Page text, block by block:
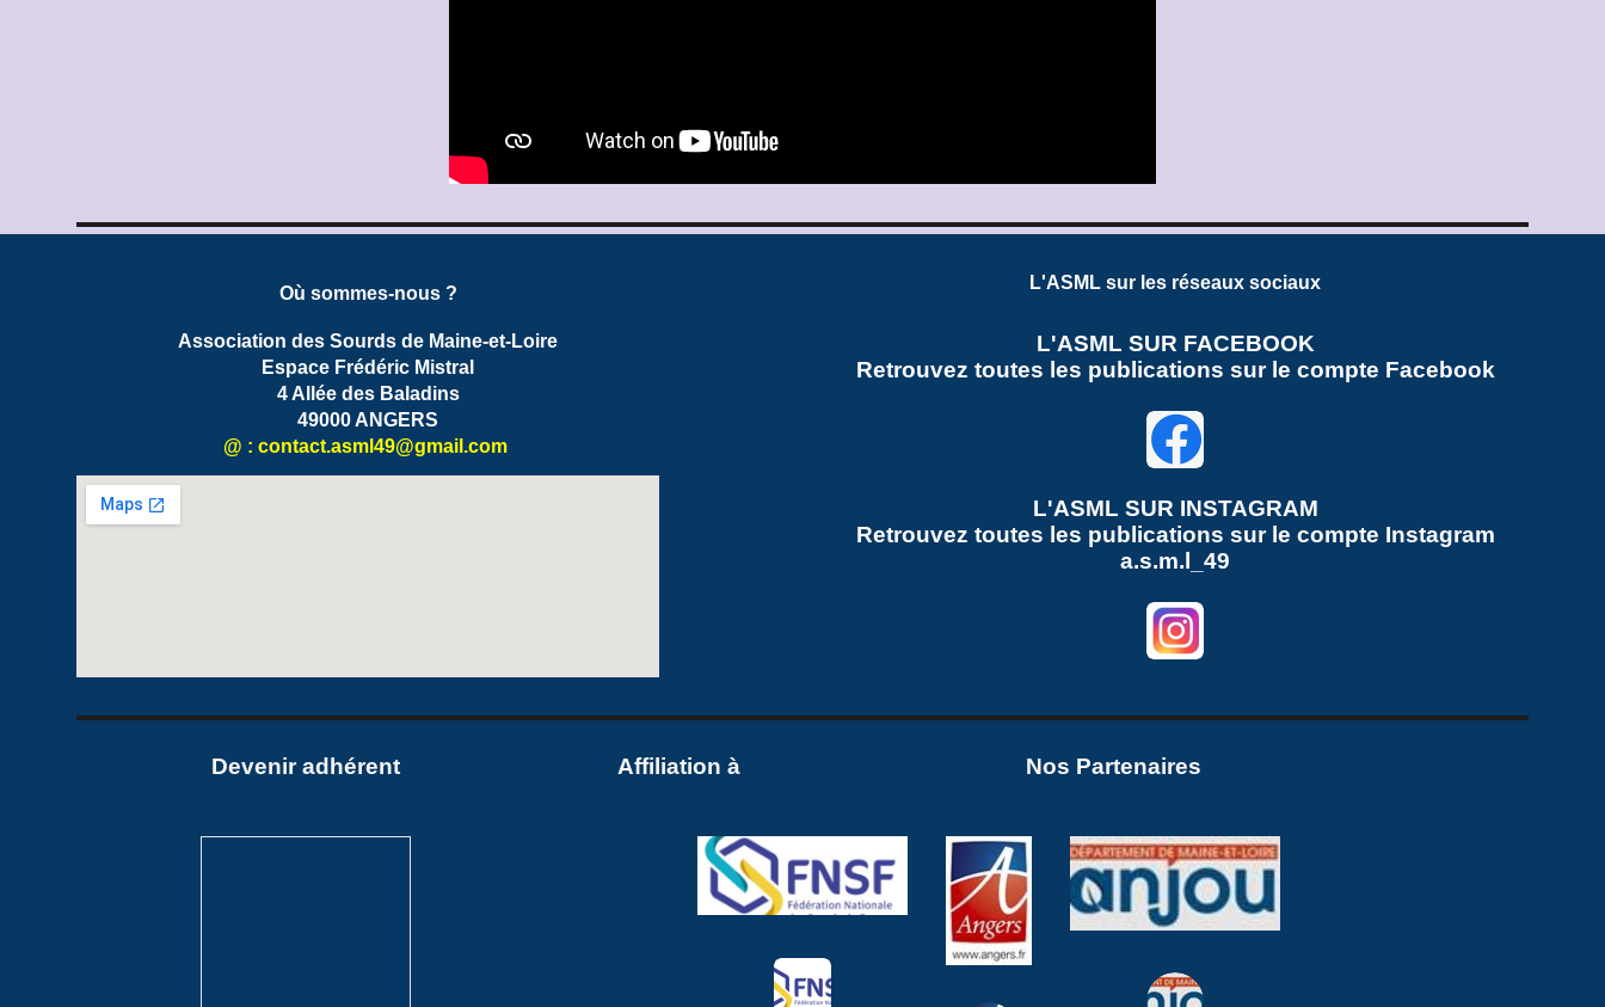
Où sommes-nous ?
Association des Sourds de Maine-et-Loire
Espace Frédéric Mistral
4 Allée des Baladins
49000 ANGERS
@ : contact.asml49@gmail.com
L'ASML sur les réseaux sociaux
L'ASML SUR FACEBOOK
Retrouvez toutes les publications sur le compte Facebook
L'ASML SUR INSTAGRAM
Retrouvez toutes les publications sur le compte Instagram
a.s.m.l_49
Devenir adhérent Affiliation à Nos Partenaires